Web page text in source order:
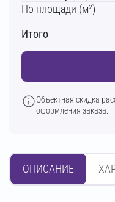
По площади (м²)
Итого
Объектная скидка
оформления заказа.
ОПИСАНИЕ